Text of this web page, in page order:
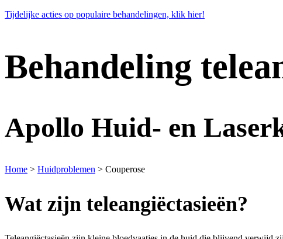
Tijdelijke acties op populaire behandelingen, klik hier!
Behandeling
Apollo Huid- en
Home > Huidproblemen > Couperose
Wat zijn teleangiëctasieën?